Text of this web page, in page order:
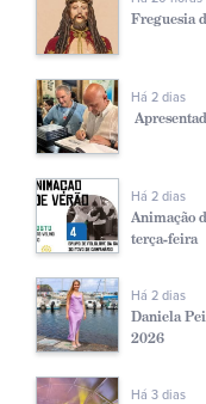
Freguesia
Há 2 dias
Há 2 dias
Animação
terça-feira
Há 2 dias
Daniela
2026
Há 3 dias